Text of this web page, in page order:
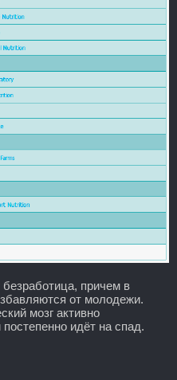
причем в
от молодежи.
мозг активно
идёт на спад.